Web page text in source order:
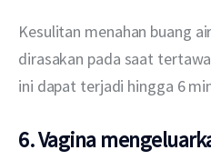
Kesulitan menahan buang
dirasakan pada saat
ini dapat terjadi hingga 6
6. Vagina